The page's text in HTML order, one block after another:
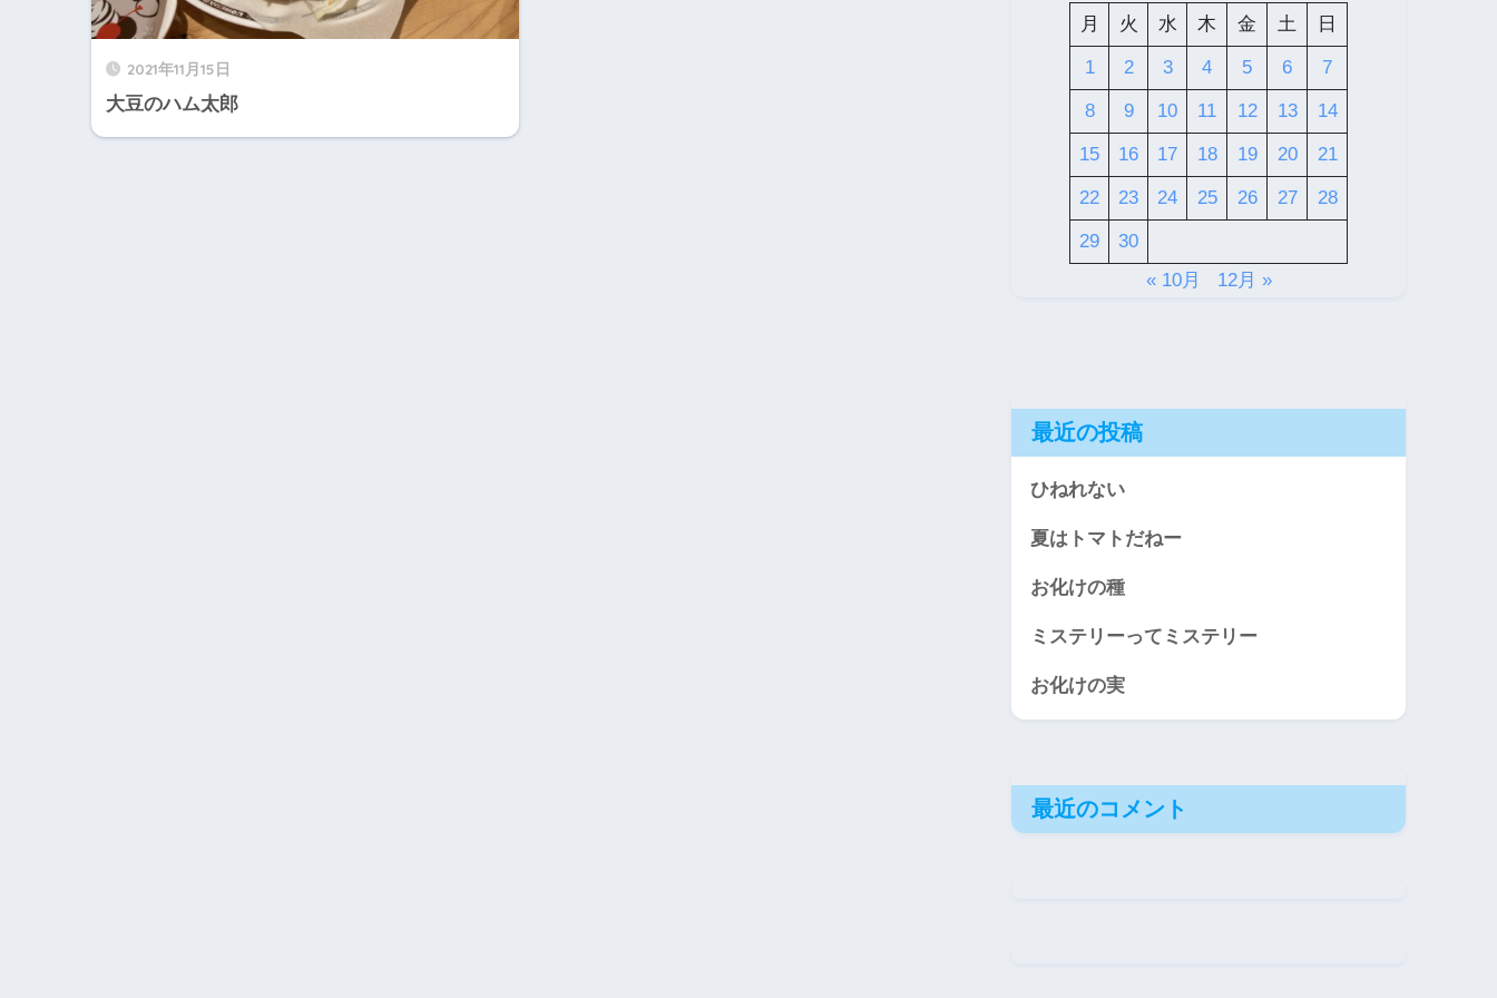
2021年11月15日
大豆のハム太郎
月 火 水 木 金 土 日
1 2 3 4 5 6 7
8 9 10 11 12 13 14
15 16 17 18 19 20 21
22 23 24 25 26 27 28
29
30
« 10月
12月 »
最近の投稿
ひねれない
夏はトマトだねー
お化けの種
ミステリーってミステリー
お化けの実
最近のコメント